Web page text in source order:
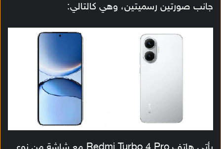
جانب صورتين رسميتين، وهي كالتالي: